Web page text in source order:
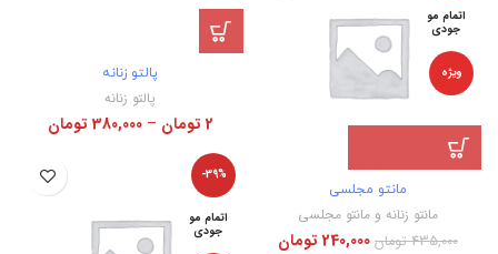
پالتو زنانه
پالتو زنانه
2 تومان –
380,000 تومان
اتمام مو
جودی
ویژه
مانتو مجلسی
مانتو زنانه و مانتو مجلسی
435,000 تومان 240,000 تومان
-39%
اتمام مو
جودی